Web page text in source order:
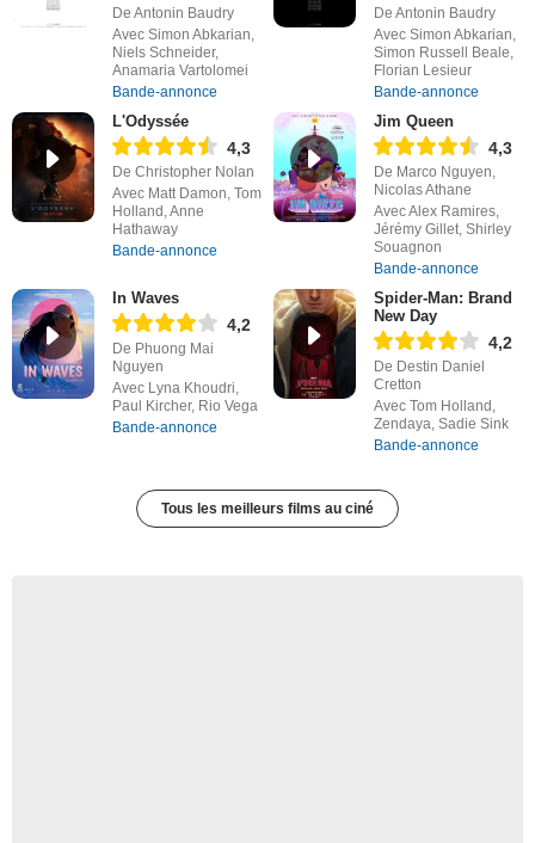
De Antonin Baudry
Avec Simon Abkarian,
Niels Schneider,
Anamaria Vartolomei
Bande-annonce
De Antonin Baudry
Avec Simon Abkarian,
Simon Russell Beale,
Florian Lesieur
Bande-annonce
L'Odyssée
4,3
De Christopher Nolan
Avec Matt Damon, Tom
Holland, Anne
Hathaway
Bande-annonce
Jim Queen
4,3
De Marco Nguyen,
Nicolas Athane
Avec Alex Ramires,
Jérémy Gillet, Shirley
Souagnon
Bande-annonce
In Waves
4,2
De Phuong Mai
Nguyen
Avec Lyna Khoudri,
Paul Kircher, Rio Vega
Bande-annonce
Spider-Man: Brand
New Day
4,2
De Destin Daniel
Cretton
Avec Tom Holland,
Zendaya, Sadie Sink
Bande-annonce
Tous les meilleurs films au ciné